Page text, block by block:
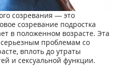
созревания — это
созревание подростка
в положенном возрасте. Эта
проблемам со
вплоть до утраты
и сексуальной функции.